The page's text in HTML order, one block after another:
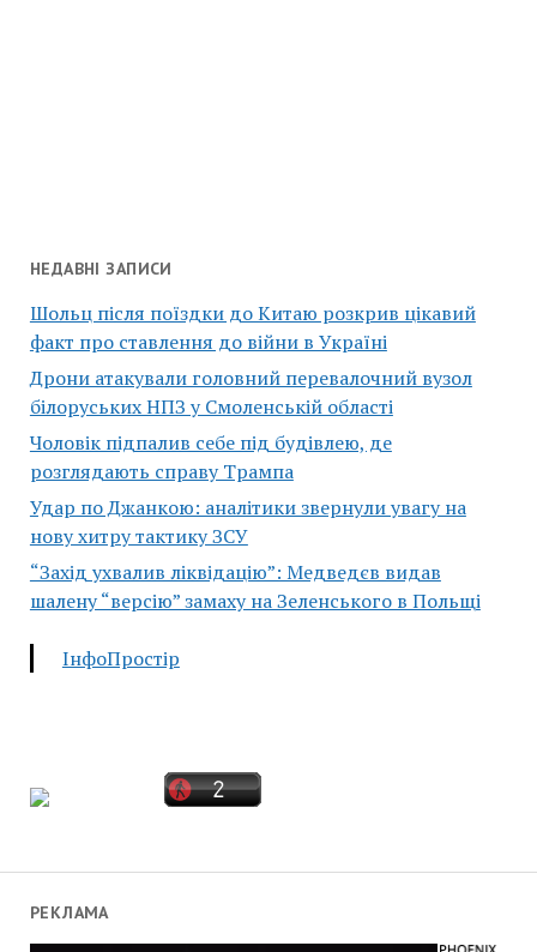
НЕДАВНІ ЗАПИСИ
Шольц після поїздки до Китаю розкрив цікавий
факт про ставлення до війни в Україні
Дрони атакували головний перевалочний вузол
білоруських НПЗ у Смоленській області
Чоловік підпалив себе під будівлею, де
розглядають справу Трампа
Удар по Джанкою: аналітики звернули увагу на
нову хитру тактику ЗСУ
“Захід ухвалив ліквідацію”: Медведєв видав
шалену “версію” замаху на Зеленського в Польщі
ІнфоПростір
РЕКЛАМА